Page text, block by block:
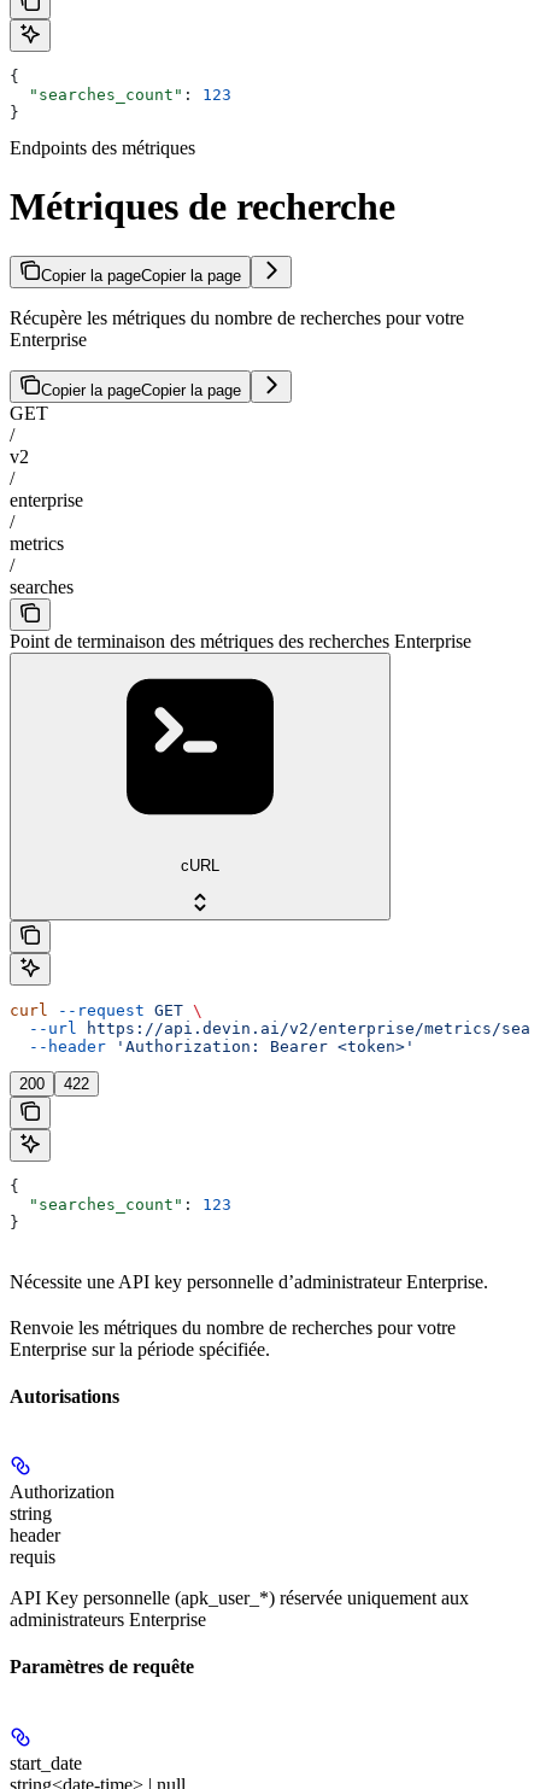
{
  "searches_count"
: 123
}
Endpoints des métriques
Métriques de recherche
Copier la pageCopier la page
Récupère les métriques du nombre de recherches pour votre
Enterprise
Copier la pageCopier la page
GET
/
v2
/
enterprise
/
metrics
/
searches
Point de terminaison des métriques des recherches Enterprise
cURL
curl --request GET \
  --url
https://api.devin.ai/v2/enterprise/metrics/
  --header
'Authorization: Bearer <token>'
200 422
{
  "searches_count"
: 123
}
Nécessite une API key personnelle d’administrateur Enterprise.
Renvoie les métriques du nombre de recherches pour votre
Enterprise sur la période spécifiée.
Autorisations
Authorization
string
header
requis
API Key personnelle (apk_user_*) réservée uniquement aux
administrateurs Enterprise
Paramètres de requête
start_date
string<date-time> | null